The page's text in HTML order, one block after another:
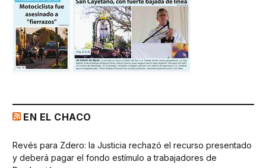
EN EL CHACO
Revés para Zdero: la Justicia rechazó el recurso presentado
y deberá pagar el fondo estímulo a trabajadores de